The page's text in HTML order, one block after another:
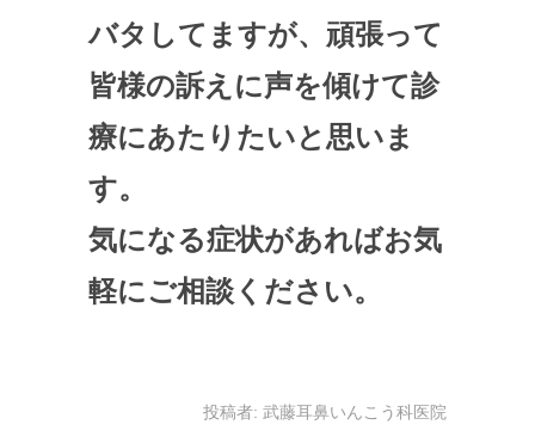
バタしてますが、頑張って
皆様の訴えに声を傾けて診
療にあたりたいと思いま
す。
気になる症状があればお気
軽にご相談ください。
投稿者: 武藤耳鼻いんこう科医院